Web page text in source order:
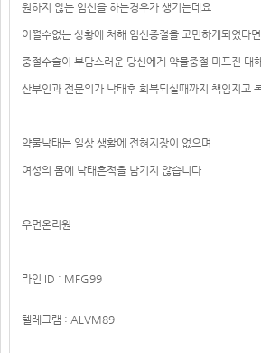
원하지 않는 임신을 하는경우가 생기는데요
어쩔수없는 상황에 처해 임신중절을 고민하게되었다면
중절수술이 부담스러운 당신에게 약물중절 미프진 대
산부인과 전문의가 낙태후 회복되실때까지 책임지고
약물낙태는 일상 생활에 전혀지장이 없으며
여성의 몸에 낙태흔적을 남기지 않습니다
우먼온리원
라인 ID : MFG99
텔레그램 : ALVM89